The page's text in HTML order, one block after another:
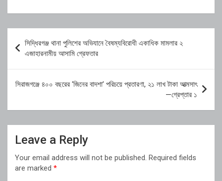
navigation
সিদ্ধিরগঞ্জ থানা পুলিশের অভিযানে বৈষম্যবিরোধী একাধিক মামলার ২
এজাহারনামীয় আসামি গ্রেফতার
সিরাজগঞ্জে ৪০০ বছরের ‘জিনের বাদশা’ পরিচয়ে প্রতারণা, ২১ লাখ টাকা আত্মসাৎ
—গ্রেপ্তার ১
Leave a Reply
Your email address will not be published. Required fields
are marked *